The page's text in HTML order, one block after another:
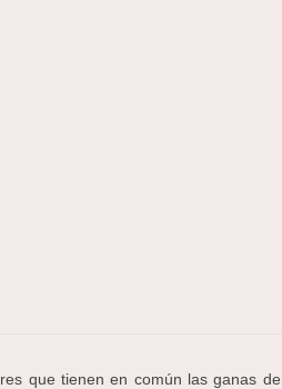
que tienen en común las ganas